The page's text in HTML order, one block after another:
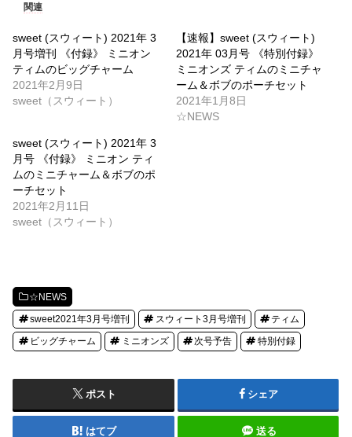
関連
sweet (スウィート) 2021年 3
月号増刊 《付録》 ミニオン
ティムのビッグチャーム
2021年2月9日
sweet（スウィート）
【速報】sweet (スウィート)
2021年 03月号 《特別付録》
ミニオンズ ティムのミニチャ
ーム＆ボブのポーチセット
2021年1月8日
☆NEWS
sweet (スウィート) 2021年 3
月号 《付録》 ミニオン ティ
ムのミニチャーム＆ボブのポ
ーチセット
2021年2月11日
sweet（スウィート）
☆NEWS
sweet2021年3月号増刊 スウィート3月号増刊 ティム
ビッグチャーム ミニオンズ 次号予告 特別付録
ポスト シェア
はてブ 送る